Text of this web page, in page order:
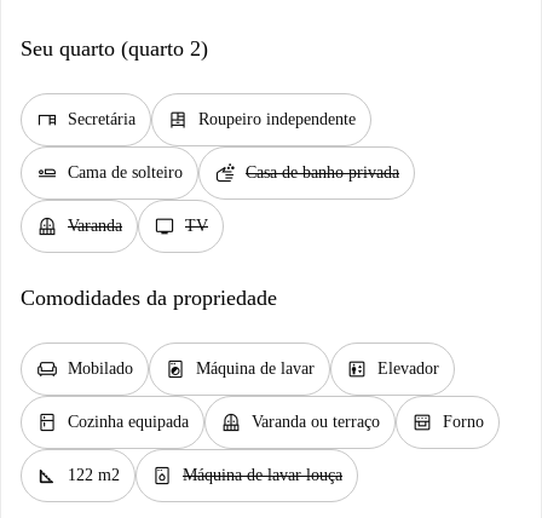
Seu quarto (quarto 2)
desk Secretária dresser Roupeiro independente
airline_seat_flat Cama de solteiro soap Casa de banho privada
balcony Varanda tv TV
Comodidades da propriedade
chair Mobilado local_laundry_service Máquina de lavar elevator Elevador
kitchen Cozinha equipada balcony Varanda ou terraço oven_gen Forno
square_foot 122 m2 dishwasher_gen Máquina de lavar louça